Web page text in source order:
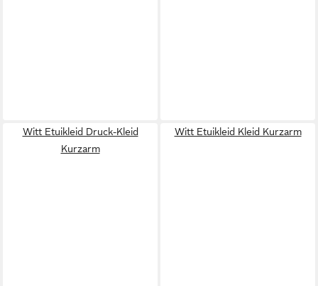
Witt Etuikleid Druck-Kleid
Kurzarm
Witt Etuikleid Kleid Kurzarm